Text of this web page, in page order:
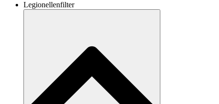
Legionellenfilter